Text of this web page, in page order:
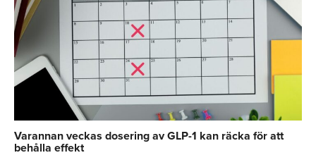
Varannan veckas dosering av GLP-1 kan räcka för att
behålla effekt